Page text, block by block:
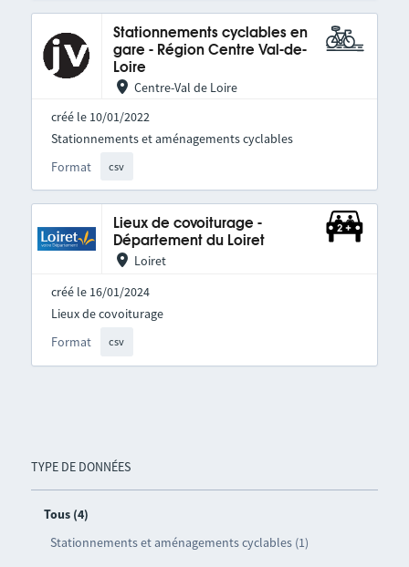
TYPE DE DONNÉES
Tous (4)
Stationnements et aménagements cyclables (1)
Stationnements cyclables en
gare - Région Centre Val-de-
Loire
Centre-Val de Loire
créé le 10/01/2022
Format csv
Stationnements et aménagements cyclables
Lieux de covoiturage -
Département du Loiret
Loiret
créé le 16/01/2024
Format csv
Lieux de covoiturage